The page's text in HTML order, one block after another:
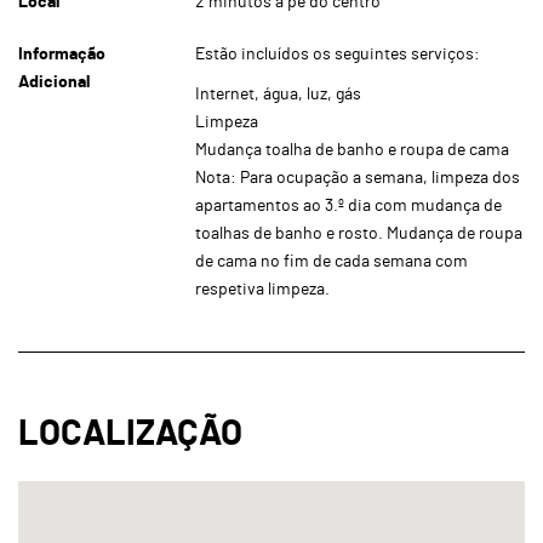
Informação
Adicional
Estão incluídos os seguintes serviços:
Internet, água, luz, gás
Limpeza
Mudança toalha de banho e roupa de cama
Nota: Para ocupação a semana, limpeza dos
apartamentos ao 3.º dia com mudança de
toalhas de banho e rosto. Mudança de roupa
de cama no fim de cada semana com
respetiva limpeza.